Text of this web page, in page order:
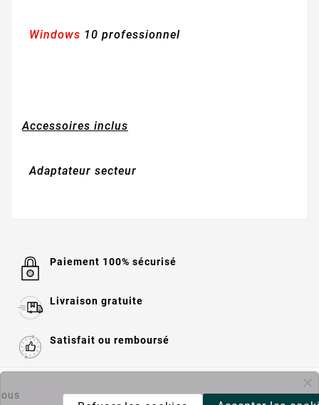
Windows 10 professionnel
Accessoires inclus
Adaptateur secteur
Paiement 100% sécurisé
Livraison gratuite
Satisfait ou remboursé
Informations 